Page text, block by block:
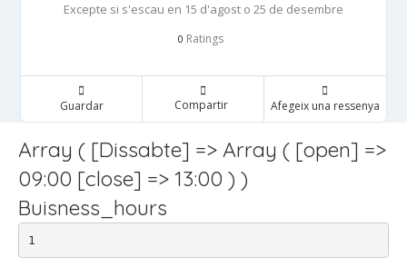
Excepte si s'escau en 15 d'agost o 25 de desembre
0 Ratings
Guardar Compartir Afegeix una ressenya
Array ( [Dissabte] => Array ( [open] =>
09:00 [close] => 13:00 ) )
Buisness_hours
1